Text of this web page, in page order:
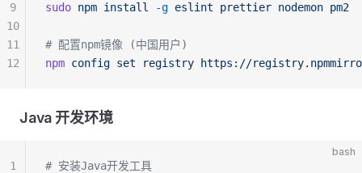
sudo npm install -g eslint prettier nodemon pm2
# 配置npm镜像 (中国用户)
npm config set registry https://
9
10
11
12
Java 开发环境
bash
# 安装Java开发工具
1